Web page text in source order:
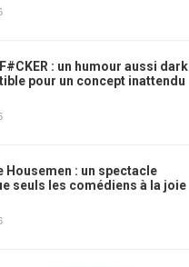
: un humour aussi dark
pour un concept inattendu
Housemen : un spectacle
seuls les comédiens à la joie